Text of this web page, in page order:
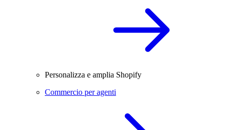
Personalizza e amplia Shopify
Commercio per agenti